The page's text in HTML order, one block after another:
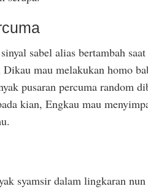
sabel alias bertambah
mau melakukan homo
pusaran percuma random
kian, Engkau mau
syamsir dalam lingkaran